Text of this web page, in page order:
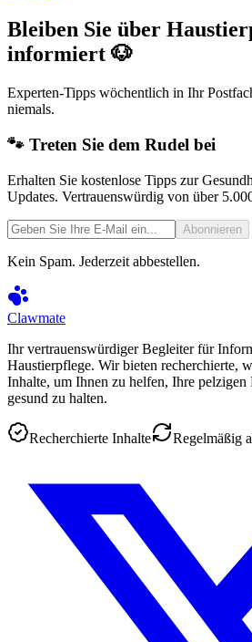
Bleiben Sie über
informiert 🐶
Experten-Tipps wöchentlich in Ihr
niemals.
🐾 Treten Sie dem Rudel bei
Erhalten Sie kostenlose Tipps zur
Updates. Vertrauenswürdig von über
Abonnieren
Kein Spam. Jederzeit abbestellen.
Clawmate
Ihr vertrauenswürdiger Begleiter für
Haustierpflege. Wir bieten recherchierte,
Inhalte, um Ihnen zu helfen, Ihre
gesund zu halten.
Recherchierte Inhalte Regelmäßig